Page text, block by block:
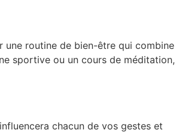
une routine de bien-être qui combine
sportive ou un cours de méditation,
chacun de vos gestes et